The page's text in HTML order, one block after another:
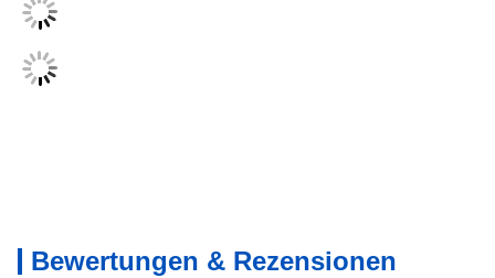
Bewertungen & Rezensionen